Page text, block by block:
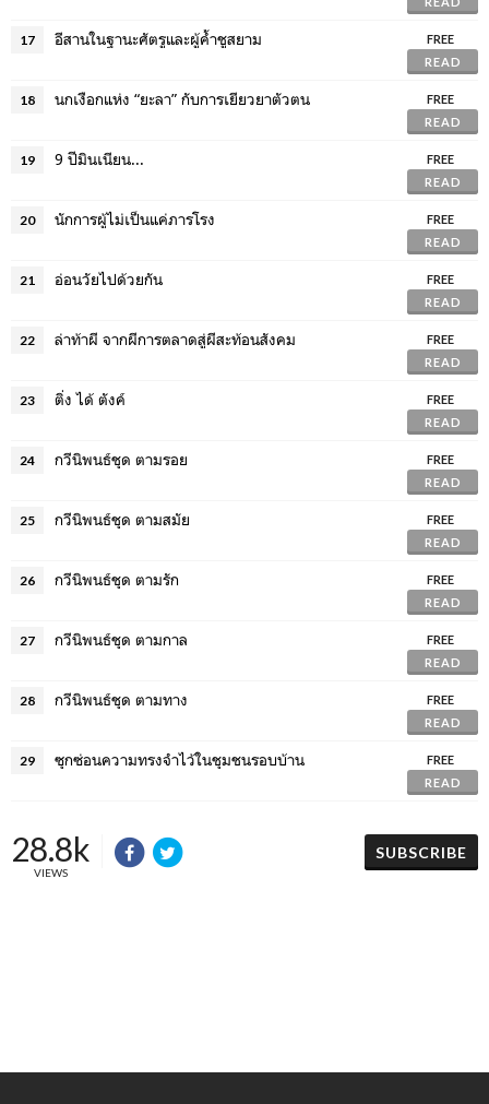
17 อีสานในฐานะศัตรูและผู้ค้ำชูสยาม
FREE
READ
18 นกเงือกแห่ง “ยะลา” กับการเยียวยาตัวตน
FREE
READ
19 9 ปีมินเนียน...
FREE
READ
20 นักการผู้ไม่เป็นแค่ภารโรง
FREE
READ
21 อ่อนวัยไปด้วยกัน
FREE
READ
22 ล่าท้าผี จากผีการตลาดสู่ผีสะท้อนสังคม
FREE
READ
23 ติ่ง ได้ ตังค์
FREE
READ
24 กวีนิพนธ์ชุด ตามรอย
FREE
READ
25 กวีนิพนธ์ชุด ตามสมัย
FREE
READ
26 กวีนิพนธ์ชุด ตามรัก
FREE
READ
27 กวีนิพนธ์ชุด ตามกาล
FREE
READ
28 กวีนิพนธ์ชุด ตามทาง
FREE
READ
29 ซุกซ่อนความทรงจำไว้ในชุมชนรอบบ้าน
FREE
READ
28.8k
VIEWS
SUBSCRIBE